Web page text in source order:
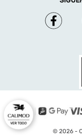
© 2026 -